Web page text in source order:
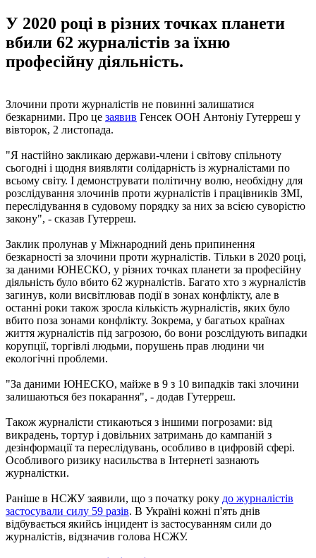
У 2020 році в різних точках планети
вбили 62 журналістів за їхню
професійну діяльність.
Злочини проти журналістів не повинні залишатися
безкарними. Про це заявив Генсек ООН Антоніу Гутерреш у
вівторок, 2 листопада.
"Я настійно закликаю держави-члени і світову спільноту
сьогодні і щодня виявляти солідарність із журналістами по
всьому світу. І демонструвати політичну волю, необхідну для
розслідування злочинів проти журналістів і працівників ЗМІ,
переслідування в судовому порядку за них за всією суворістю
закону", - сказав Гутерреш.
Заклик пролунав у Міжнародний день припинення
безкарності за злочини проти журналістів. Тільки в 2020 році,
за даними ЮНЕСКО, у різних точках планети за професійну
діяльність було вбито 62 журналістів. Багато хто з журналістів
загинув, коли висвітлював події в зонах конфлікту, але в
останні роки також зросла кількість журналістів, яких було
вбито поза зонами конфлікту. Зокрема, у багатьох країнах
життя журналістів під загрозою, бо вони розслідують випадки
корупції, торгівлі людьми, порушень прав людини чи
екологічні проблеми.
"За даними ЮНЕСКО, майже в 9 з 10 випадків такі злочини
залишаються без покарання", - додав Гутерреш.
Також журналісти стикаються з іншими погрозами: від
викрадень, тортур і довільних затримань до кампаній з
дезінформації та переслідувань, особливо в цифровій сфері.
Особливого ризику насильства в Інтернеті зазнають
журналістки.
Раніше в НСЖУ заявили, що з початку року до журналістів
застосували силу 59 разів. В Україні кожні п'ять днів
відбувається якийсь інцидент із застосуванням сили до
журналістів, відзначив голова НСЖУ.